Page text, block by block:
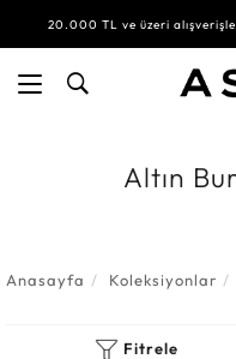
20.000 TL ve üzeri
Altın
Anasayfa Koleksiyonlar
Fitrele